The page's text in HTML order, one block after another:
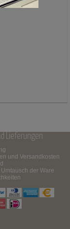
Lieferungen
und Versandkosten
der Ware